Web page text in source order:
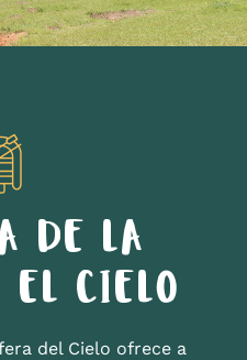
DE LA
EL CIELO
del Cielo ofrece a